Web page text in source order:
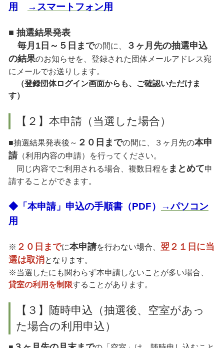
用
→スマートフォン用
■ 抽選結果発表
毎月1日～５日までの間に、
３ヶ月先の抽選申込
の結果のお知らせを、登録された団体メールアドレス宛
にメールでお送りします。
（登録団体ログイン画面からも、ご確認いただけま
す）
【２】本申請（当選した場合）
■抽選結果発表後～ ２０日までの間に、３ヶ月先の本申
請（利用内容の申請）を行ってください。
同じ内容でご利用される場合、複数日程を まとめて申
請することができます。
◆「本申請」申込の手順書（PDF）
→パソコン
用
※ ２０日までに本申請を行わない場合、 翌２１日に当
選は取消となります。
※当選したにも関わらず本申請しないことが多い場合、
貸室の利用を制限することがあります。
【３】随時申込（抽選後、空室があっ
た場合の利用申込）